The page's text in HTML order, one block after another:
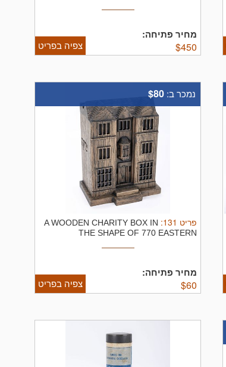
מחיר פתיחה:
$450 צפיה בפריט
נמכר ב: $80
פריט 131
:
A WOODEN CHARITY BOX IN
THE SHAPE OF 770 EASTERN
מחיר פתיחה:
$60 צפיה בפריט